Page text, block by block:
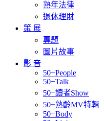
熟年法律
退休理財
策 展
專題
圖片故事
影 音
50+People
50+Talk
50+讀者Show
50+熟齡MV特輯
50+Body